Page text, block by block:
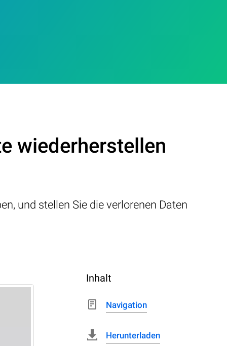
wiederherstellen
und stellen Sie die verlorenen Daten
Inhalt
Navigation
Herunterladen